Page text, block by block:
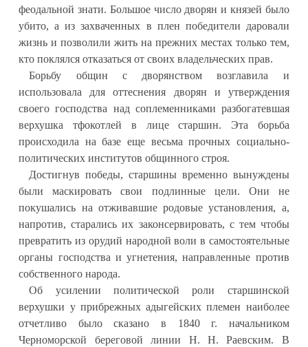
феодальной знати. Большое число дворян и князей было
убито, а из захваченных в плен победители даровали
жизнь и позволили жить на прежних местах только тем,
кто поклялся отказаться от своих владельческих прав.
Борьбу общин с дворянством возглавила и
использовала для оттеснения дворян и утверждения
своего господства над соплеменниками разбогатевшая
верхушка тфокотлей в лице старшин. Эта борьба
происходила на базе еще весьма прочных социально-
политических институтов общинного строя.
Достигнув победы, старшины временно вынуждены
были маскировать свои подлинные цели. Они не
покушались на отживавшие родовые установления, а,
напротив, старались их законсервировать, с тем чтобы
превратить из орудий народной воли в самостоятельные
органы господства и угнетения, направленные против
собственного народа.
Об усилении политической роли старшинской
верхушки у прибрежных адыгейских племен наиболее
отчетливо было сказано в 1840 г. начальником
Черноморской береговой линии Н. Н. Раевским. В